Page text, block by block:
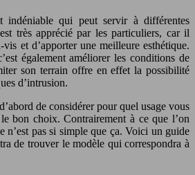
indéniable qui peut servir à différentes
très apprécié par les particuliers, car il
et d’apporter une meilleure esthétique.
également améliorer les conditions de
son terrain offre en effet la possibilité
d’intrusion.
de considérer pour quel usage vous
bon choix. Contrairement à ce que l’on
n’est pas si simple que ça. Voici un guide
de trouver le modèle qui correspondra à